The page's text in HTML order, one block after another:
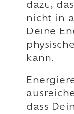
dazu,
nicht in
Deine
kann.
dass